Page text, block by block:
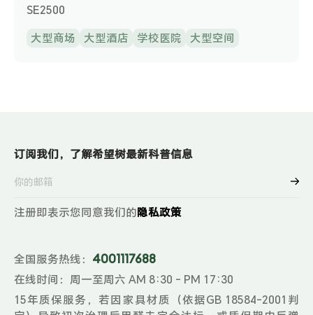
SE2500
大型商场 大型酒店 学校医院 大型空间
订阅我们，了解希望树最新科普信息
注册即表示您同意我们的隐私政策
全国服务热线： 4001117688
在线时间：周一至周六 AM 8:30 - PM 17:30
15年质保服务，若因家具材质（依据GB 18584-2001判